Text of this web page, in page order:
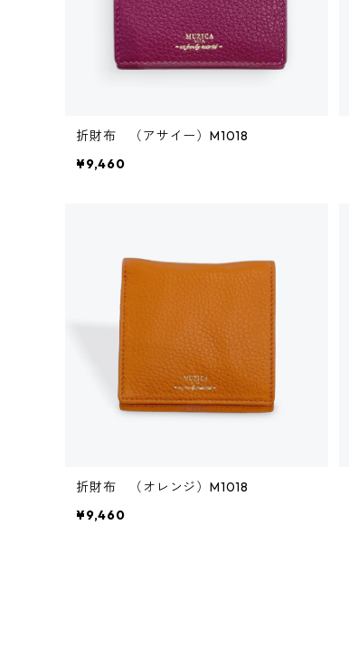
折財布 （アサイー）M1018
¥9,460
折財布 （オレンジ）M1018
¥9,460